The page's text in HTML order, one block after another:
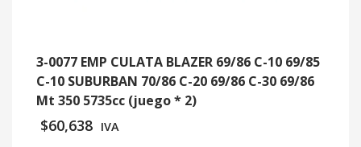
3-0077 EMP CULATA BLAZER 69/86 C-10 69/85
C-10 SUBURBAN 70/86 C-20 69/86 C-30 69/86
Mt 350 5735cc (juego * 2)
$60,638 IVA